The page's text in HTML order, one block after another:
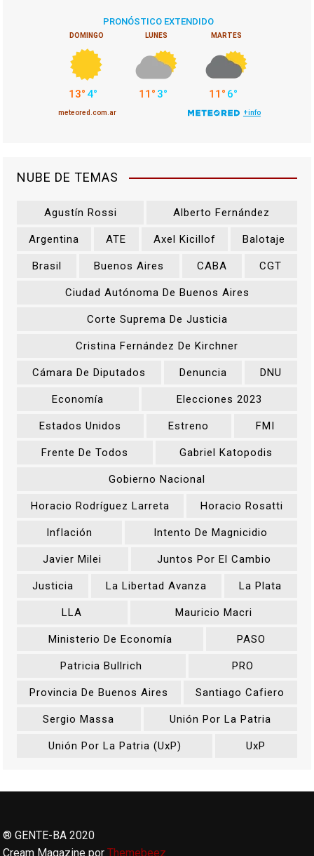
NUBE DE TEMAS
Agustín Rossi Alberto Fernández
Argentina ATE Axel Kicillof Balotaje
Brasil Buenos Aires CABA CGT
Ciudad Autónoma De Buenos Aires
Corte Suprema De Justicia
Cristina Fernández De Kirchner
Cámara De Diputados Denuncia DNU
Economía Elecciones 2023
Estados Unidos Estreno FMI
Frente De Todos Gabriel Katopodis
Gobierno Nacional
Horacio Rodríguez Larreta Horacio Rosatti
Inflación Intento De Magnicidio
Javier Milei Juntos Por El Cambio
Justicia La Libertad Avanza La Plata
LLA Mauricio Macri
Ministerio De Economía PASO
Patricia Bullrich PRO
Provincia De Buenos Aires Santiago Cafiero
Sergio Massa Unión Por La Patria
Unión Por La Patria (UxP) UxP
® GENTE-BA 2020
Cream Magazine porThemebeez